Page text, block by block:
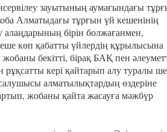
зауытының аумағындағы
Алматыдағы тұрғын үй кешенінің
алаңдарының бірін болжағанмен,
көп қабатты үйлердің құрылысына
бекітті, бірақ БАҚ пен
рұқсатты кері қайтарып алу туралы
алматылықтардың өздеріне
жобаны қайта жасауға мәжбүр